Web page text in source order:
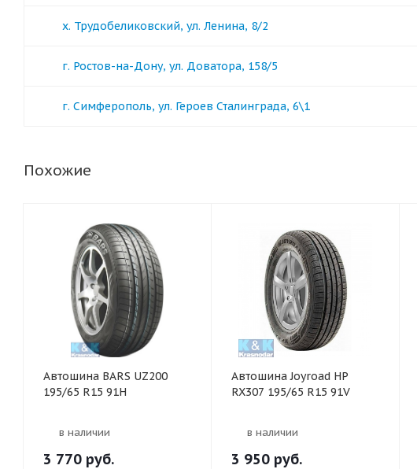
х. Трудобеликовский, ул. Ленина, 8/2
г. Ростов-на-Дону, ул. Доватора, 158/5
г. Симферополь, ул. Героев Сталинграда, 6\1
Похожие
Автошина BARS UZ200
195/65 R15 91H
в наличии
3 770 руб.
Автошина Joyroad HP
RX307 195/65 R15 91V
в наличии
3 950 руб.